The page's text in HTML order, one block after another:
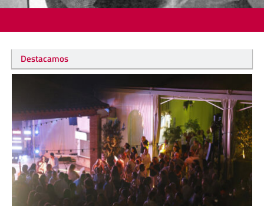
Destacamos